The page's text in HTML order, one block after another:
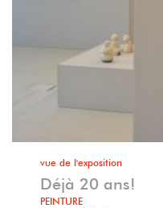
vue de l'exposition
Déjà 20 ans!
PEINTURE